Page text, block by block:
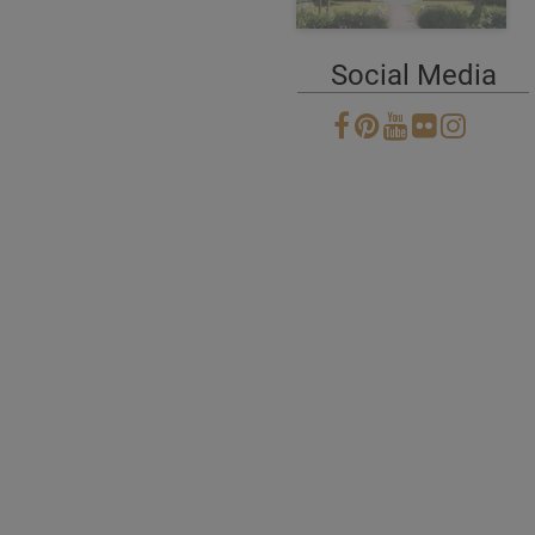
Social Media